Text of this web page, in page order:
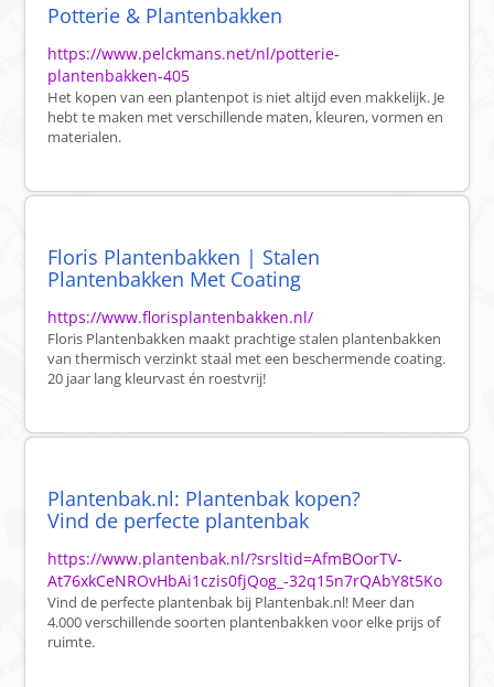
Potterie & Plantenbakken
https://www.pelckmans.net/nl/potterie-
plantenbakken-405
Het kopen van een plantenpot is niet altijd even makkelijk. Je
hebt te maken met verschillende maten, kleuren, vormen en
materialen.
Floris Plantenbakken | Stalen
Plantenbakken Met Coating
https://www.florisplantenbakken.nl/
Floris Plantenbakken maakt prachtige stalen plantenbakken
van thermisch verzinkt staal met een beschermende coating.
20 jaar lang kleurvast én roestvrij!
Plantenbak.nl: Plantenbak kopen?
Vind de perfecte plantenbak
https://www.plantenbak.nl/?srsltid=AfmBOorTV-
At76xkCeNROvHbAi1czis0fjQog_-32q15n7rQAbY8t5Ko
Vind de perfecte plantenbak bij Plantenbak.nl! Meer dan
4.000 verschillende soorten plantenbakken voor elke prijs of
ruimte.